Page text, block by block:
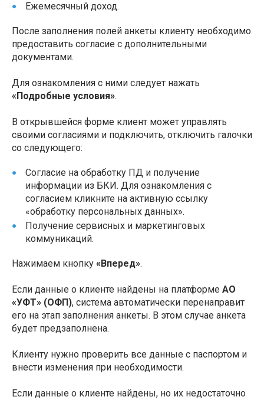
Ежемесячный доход.
После заполнения полей анкеты клиенту необходимо
предоставить согласие с дополнительными
документами.
Для ознакомления с ними следует нажать
«Подробные условия».
В открывшейся форме клиент может управлять
своими согласиями и подключить, отключить галочки
со следующего:
Согласие на обработку ПД и получение
информации из БКИ. Для ознакомления с
согласием кликните на активную ссылку
«обработку персональных данных».
Получение сервисных и маркетинговых
коммуникаций.
Нажимаем кнопку «Вперед».
Если данные о клиенте найдены на платформе АО
«УФТ» (ОФП), система автоматически перенаправит
его на этап заполнения анкеты. В этом случае анкета
будет предзаполнена.
Клиенту нужно проверить все данные с паспортом и
внести изменения при необходимости.
Если данные о клиенте найдены, но их недостаточно